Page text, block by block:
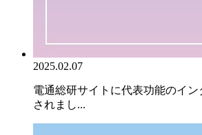
2025.02.07
電通総研サイトに代表功能のイ
されまし...